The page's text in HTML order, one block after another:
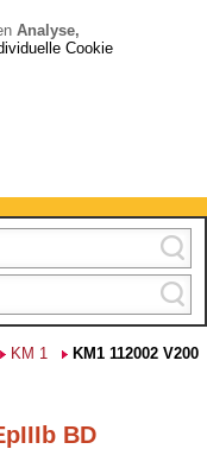
vom 03. bis 28.
KM 1
KM1 112002 V200
BD
Analyse,
Cookie